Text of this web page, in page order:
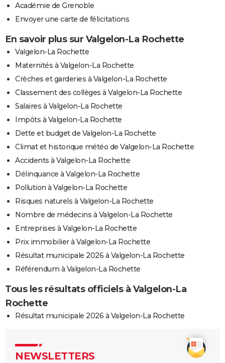
Académie de Grenoble
Envoyer une carte de félicitations
En savoir plus sur Valgelon-La Rochette
Valgelon-La Rochette
Maternités à Valgelon-La Rochette
Crèches et garderies à Valgelon-La Rochette
Classement des collèges à Valgelon-La Rochette
Salaires à Valgelon-La Rochette
Impôts à Valgelon-La Rochette
Dette et budget de Valgelon-La Rochette
Climat et historique météo de Valgelon-La Rochette
Accidents à Valgelon-La Rochette
Délinquance à Valgelon-La Rochette
Pollution à Valgelon-La Rochette
Risques naturels à Valgelon-La Rochette
Nombre de médecins à Valgelon-La Rochette
Entreprises à Valgelon-La Rochette
Prix immobilier à Valgelon-La Rochette
Résultat municipale 2026 à Valgelon-La Rochette
Référendum à Valgelon-La Rochette
Tous les résultats officiels à Valgelon-La
Rochette
Résultat municipale 2026 à Valgelon-La Rochette
NEWSLETTERS